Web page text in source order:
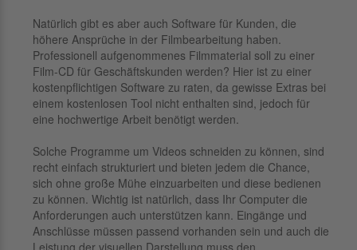
Natürlich gibt es aber auch Software für Kunden, die
höhere Ansprüche in der Filmbearbeitung haben.
Professionell aufgenommenes Filmmaterial soll zu einer
Film-CD für Geschäftskunden werden? Hier ist zu einer
kostenpflichtigen Software zu raten, da gewisse Extras bei
einem kostenlosen Tool nicht enthalten sind, jedoch für
eine hochwertige Arbeit benötigt werden.
Solche Programme um Videos schneiden zu können, sind
recht einfach strukturiert und bieten jedem die Chance,
sich ohne große Mühe einzuarbeiten und diese bedienen
zu können. Wichtig ist natürlich, dass Ihr Computer die
Anforderungen auch unterstützen kann. Eingänge und
Anschlüsse müssen passend vorhanden sein und auch die
Leistung der visuellen Darstellung muss den